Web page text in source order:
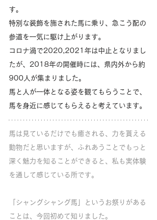
す。
特別な装飾を施された馬に乗り、急こう配の
参道を一気に駆け上がります。
コロナ渦で2020,2021年は中止となりまし
たが、2018年の開催時には、県内外から約
900人が集まりました。
馬と人が一体となる姿を観てもらうことで、
馬を身近に感じてもらえると考えています。
馬は見ているだけでも癒される、力を貰える
動物だと思いますが、ふれあうことでもっと
深く魅力を知ることができると、私も実体験
を通して感じている所です。
「シャングシャング馬」というお祭りがある
ことは、今回初めて知りました。